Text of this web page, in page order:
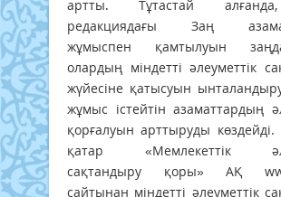
артты. Тұтастай
редакциядағы Заң
жұмыспен қамтылуын
олардың міндетті әлеуметтік
жүйесіне қатысуын
жұмыс істейтін азаматтардың
қорғалуын арттыруды
қатар «Мемлекеттік
сақтандыру қоры» АҚ
сайтынан міндетті әлеуметтік